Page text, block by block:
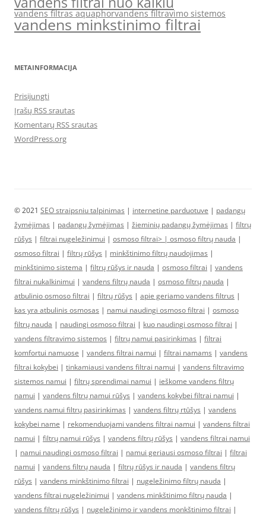
vandens filtras aquaphorvandens filtravimo sistemos
vandens minkstinimo filtrai
METAINFORMACIJA
Prisijungti
Įrašų RSS srautas
Komentarų RSS srautas
WordPress.org
© 2021 SEO straipsniu talpinimas | internetine parduotuve | padangų
žymėjimas | padangų žymėjimas | žieminių padangų žymėjimas | filtrų
rūšys | filtrai nugeležinimui | osmoso filtrai> | osmoso filtrų nauda |
osmoso filtrai | filtrų rūšys | minkštinimo filtrų naudojimas |
minkštinimo sistema | filtrų rūšys ir nauda | osmoso filtrai | vandens
filtrai nukalkinimui | vandens filtrų nauda | osmoso filtrų nauda |
atbulinio osmoso filtrai | filtrų rūšys | apie geriamo vandens filtrus |
kas yra atbulinis osmosas | namui naudingi osmoso filtrai | osmoso
filtrų nauda | naudingi osmoso filtrai | kuo naudingi osmoso filtrai |
vandens filtravimo sistemos | filtrų namui pasirinkimas | filtrai
komfortui namuose | vandens filtrai namui | filtrai namams | vandens
filtrai kokybei | tinkamiausi vandens filtrai namui | vandens filtravimo
sistemos namui | filtrų sprendimai namui | ieškome vandens filtrų
namui | vandens filtrų namui rūšys | vandens kokybei filtrai namui |
vandens namui filtrų pasirinkimas | vandens filtrų rtūšys | vandens
kokybei name | rekomenduojami vandens filtrai namui | vandens filtrai
namui | filtrų namui rūšys | vandens filtrų rūšys | vandens filtrai namui
| namui naudingi osmoso filtrai | namui geriausi osmoso filtrai | filtrai
namui | vandens filtrų nauda | filtrų rūšys ir nauda | vandens filtrų
rūšys | vandens minkštinimo filtrai | nugeležinimo filtrų nauda |
vandens filtrai nugeležinimui | vandens minkštinimo filtrų nauda |
vandens filtrų rūšys | nugeležinimo ir vandens monkštinimo filtrai |